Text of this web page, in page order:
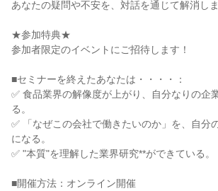
あなたの疑問や不安を、対話を通じて解消しま
★参加特典★
参加者限定のイベントにご招待します！
■セミナーを終えたあなたは・・・・：
✅ 食品業界の解像度が上がり、自分なりの企
る。
✅ 「なぜこの会社で働きたいのか」を、自分
になる。
✅ "本質"を理解した業界研究**ができている。
■開催方法：オンライン開催